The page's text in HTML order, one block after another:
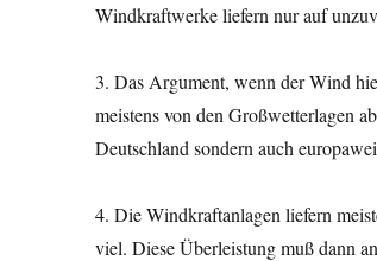
Windkraftwerke liefern nur auf
3. Das Argument, wenn der Wind
meistens von den Großwetterlagen
Deutschland sondern auch
4. Die Windkraftanlagen liefern
viel. Diese Überleistung muß dann